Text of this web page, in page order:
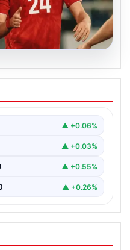
Galatasaray
adı Galatasaray ile…
▲ +0.06%
▲ +0.03%
▲ +0.55%
▲ +0.26%